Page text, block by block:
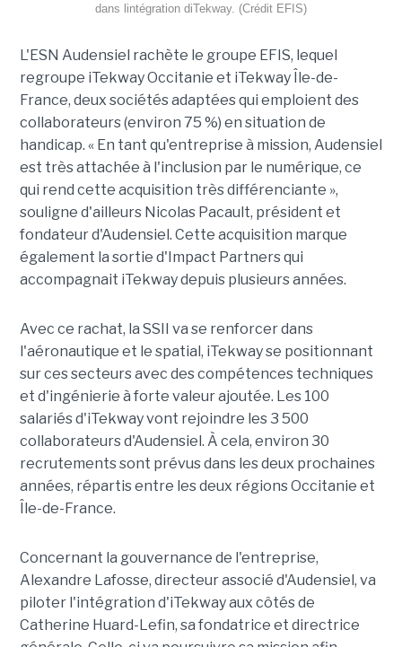
dans lintégration diTekway. (Crédit EFIS)
L'ESN Audensiel rachète le groupe EFIS, lequel
regroupe iTekway Occitanie et iTekway Île-de-
France, deux sociétés adaptées qui emploient des
collaborateurs (environ 75 %) en situation de
handicap. « En tant qu'entreprise à mission, Audensiel
est très attachée à l'inclusion par le numérique, ce
qui rend cette acquisition très différenciante »,
souligne d'ailleurs Nicolas Pacault, président et
fondateur d'Audensiel. Cette acquisition marque
également la sortie d'Impact Partners qui
accompagnait iTekway depuis plusieurs années.
Avec ce rachat, la SSII va se renforcer dans
l'aéronautique et le spatial, iTekway se positionnant
sur ces secteurs avec des compétences techniques
et d'ingénierie à forte valeur ajoutée. Les 100
salariés d'iTekway vont rejoindre les 3 500
collaborateurs d'Audensiel. À cela, environ 30
recrutements sont prévus dans les deux prochaines
années, répartis entre les deux régions Occitanie et
Île-de-France.
Concernant la gouvernance de l'entreprise,
Alexandre Lafosse, directeur associé d'Audensiel, va
piloter l'intégration d'iTekway aux côtés de
Catherine Huard-Lefin, sa fondatrice et directrice